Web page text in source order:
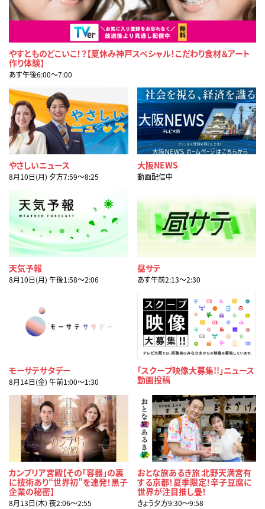
やすとものどこいこ！？【夏休み神戸スペシャル！こだわり食材＆アート
作り体験】
あす午後6:00〜7:00
やさしいニュース
8月10日(月) 夕方7:59〜8:25
大阪NEWS
動画配信中
天気予報
8月10日(月) 午後1:58〜2:06
昼サテ
あす午前2:13〜2:30
モーサテサタデー
8月14日(金) 午前1:00〜1:30
「スクープ映像大募集!!」ニュース
動画投稿
カンブリア宮殿【その「容器」の裏
に技術あり“世界初”を連発！黒子
企業の秘密】
8月13日(木) 夜2:06〜2:55
おとな旅あるき旅 北野天満宮有
する京都！夏季限定！辛子豆腐に
世界が注目推し畳！
きょう夕方9:30〜9:58